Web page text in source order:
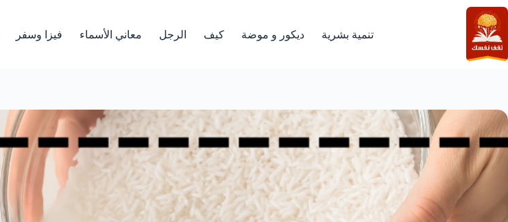
التجاوز
إلى
المحتوى
تنمية بشرية ديكور و موضة كيف الرجل معاني الأسماء فيزا وسفر